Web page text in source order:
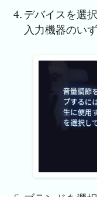
デバイスを選
入力機器のい